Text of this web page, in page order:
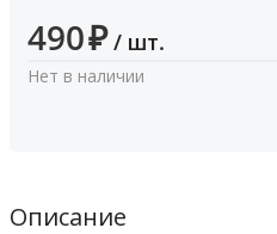
490₽ / шт.
Нет в наличии
Описание